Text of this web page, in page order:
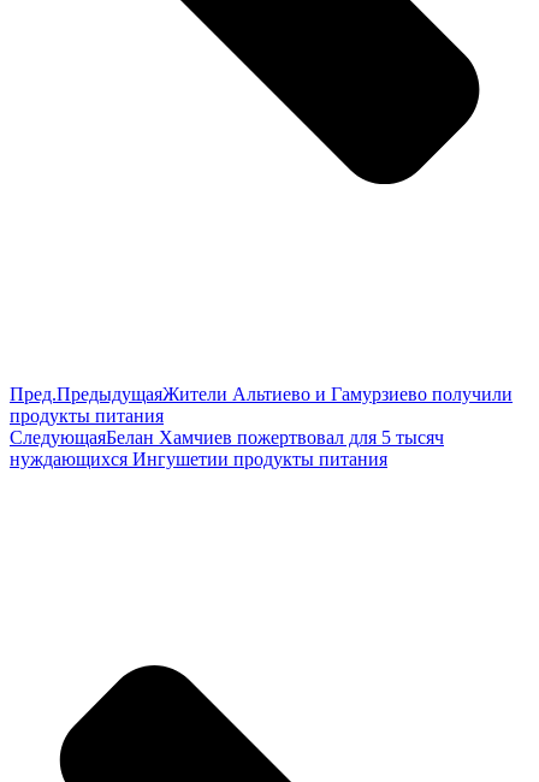
Пред.ПредыдущаяЖители Альтиево и Гамурзиево получили
продукты питания
СледующаяБелан Хамчиев пожертвовал для 5 тысяч
нуждающихся Ингушетии продукты питания